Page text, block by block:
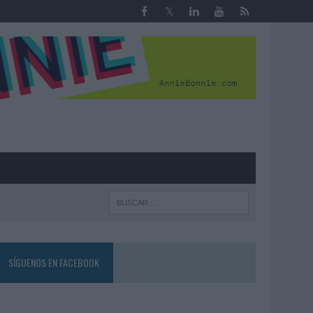
SÍGUENOS EN FACEBOOK